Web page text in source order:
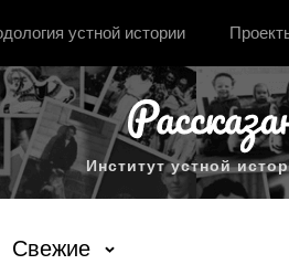
устной истории
Институт устной
Свежие